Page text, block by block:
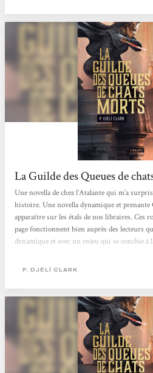
comme quelques autres énergumènes, ses
progressivement...
La Guilde des Queues de
Une novella de chez l’Atalante qui m’a
histoire. Une novella dynamique et prenante
apparaître sur les étals de nos libraires. Ces
page fonctionnent bien auprès des lecteurs
dynamique et avec un enjeu qui se conclue
qui savent proposer des histoires
P. DJÈLÍ CLARK